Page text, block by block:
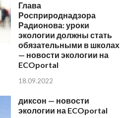
Глава
Росприроднадзора
Радионова: уроки
экологии должны стать
обязательными в школах
— новости экологии на
ECOportal
18.09.2022
диксон — новости
экологии на ECOportal